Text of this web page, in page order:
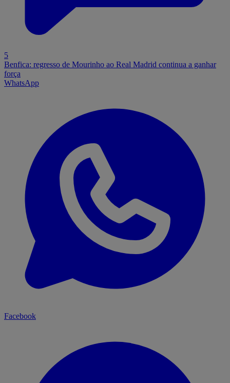
5
Benfica: regresso de Mourinho ao Real Madrid continua a ganhar
força
WhatsApp
Facebook